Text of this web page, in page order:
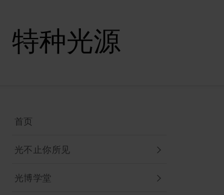
特种光源
首页
光不止你所见
光博学堂